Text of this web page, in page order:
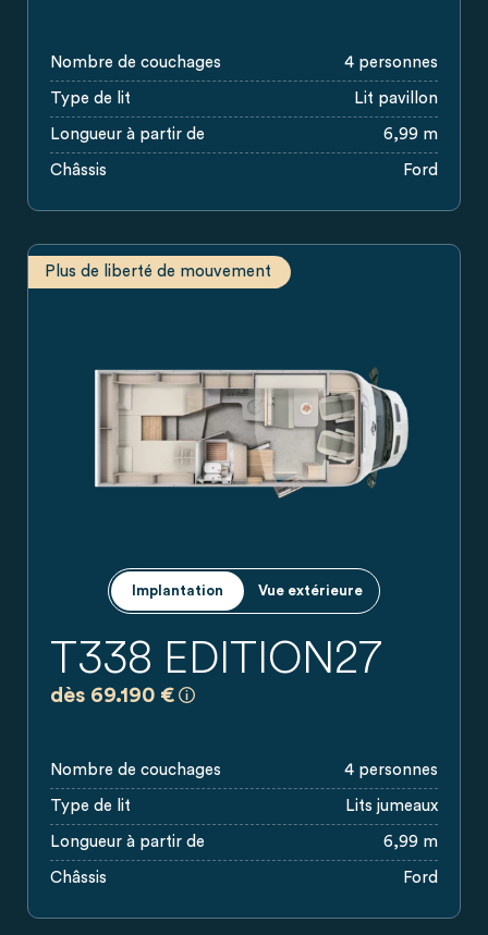
Nombre de couchages 4 personnes
Type de lit Lit pavillon
Longueur à partir de 6,99 m
Châssis Ford
Implantation Vue extérieure
T338 EDITION27
dès 69.190 €
Plus de liberté de mouvement
Nombre de couchages 4 personnes
Type de lit Lits jumeaux
Longueur à partir de 6,99 m
Châssis Ford